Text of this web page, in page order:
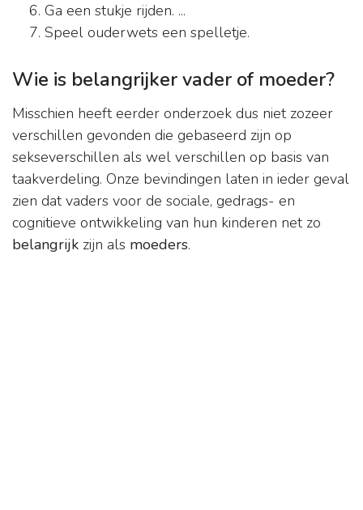
Ga een stukje rijden. ...
Speel ouderwets een spelletje.
Wie is belangrijker vader of moeder?
Misschien heeft eerder onderzoek dus niet zozeer
verschillen gevonden die gebaseerd zijn op
sekseverschillen als wel verschillen op basis van
taakverdeling. Onze bevindingen laten in ieder geval
zien dat vaders voor de sociale, gedrags- en
cognitieve ontwikkeling van hun kinderen net zo
belangrijk zijn als moeders.